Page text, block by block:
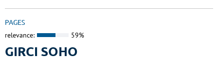
PAGES
relevance: 59%
GIRCI SOHO